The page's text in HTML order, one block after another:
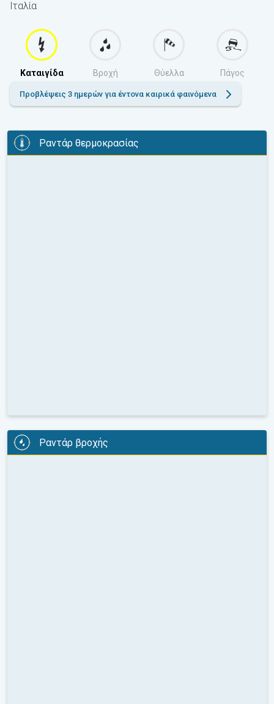
Ιταλία
Καταιγίδα Βροχή Θύελλα Πάγος
Προβλέψεις 3 ημερών για έντονα καιρικά φαινόμενα
Ραντάρ θερμοκρασίας
Ραντάρ βροχής